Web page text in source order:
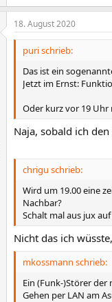
18. August 2020
puri schrieb:
Das ist ein
Jetzt im Ernst:
Oder kurz vor 19
Naja, sobald ich
chrigu schrieb:
Wird um 19.00 eine
Nachbar?
Schalt mal aus jux
Nicht das ich
mkossmann schrieb:
Ein (Funk-)Störer
Gehen per LAN am